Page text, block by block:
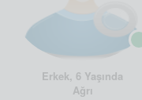
Erkek, 6 Yaşında
Ağrı